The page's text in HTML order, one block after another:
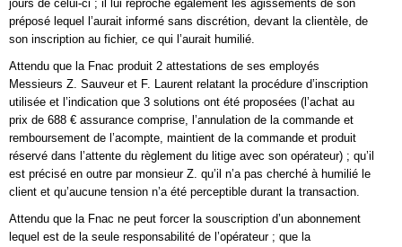
jours de celui-ci ; il lui reproche également les agissements de son
préposé lequel l’aurait informé sans discrétion, devant la clientèle, de
son inscription au fichier, ce qui l’aurait humilié.
Attendu que la Fnac produit 2 attestations de ses employés
Messieurs Z. Sauveur et F. Laurent relatant la procédure d’inscription
utilisée et l’indication que 3 solutions ont été proposées (l’achat au
prix de 688 € assurance comprise, l’annulation de la commande et
remboursement de l’acompte, maintient de la commande et produit
réservé dans l’attente du règlement du litige avec son opérateur) ; qu’il
est précisé en outre par monsieur Z. qu’il n’a pas cherché à humilié le
client et qu’aucune tension n’a été perceptible durant la transaction.
Attendu que la Fnac ne peut forcer la souscription d’un abonnement
lequel est de la seule responsabilité de l’opérateur ; que la